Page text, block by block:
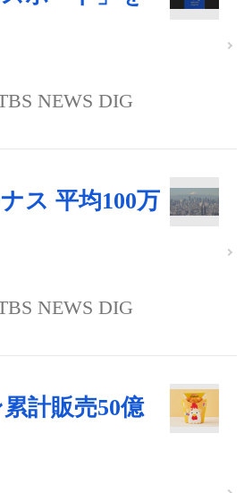
NEWS DIG
ス 平均100万
NEWS DIG
計販売50億